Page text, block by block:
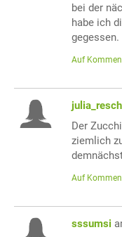
bei der
habe ich
gegessen.
Auf
julia_resch
Der
ziemlich
Auf
sssumsi